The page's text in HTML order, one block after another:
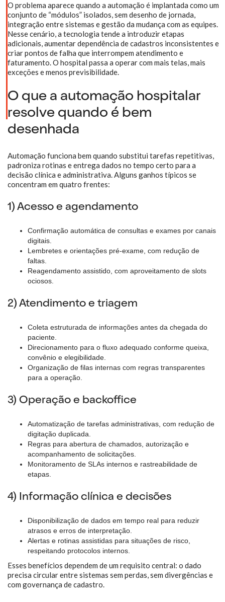
O problema aparece quando a automação é implantada como um
conjunto de “módulos” isolados, sem desenho de jornada,
integração entre sistemas e gestão da mudança com as equipes.
Nesse cenário, a tecnologia tende a introduzir etapas
adicionais, aumentar dependência de cadastros inconsistentes e
criar pontos de falha que interrompem atendimento e
faturamento. O hospital passa a operar com mais telas, mais
exceções e menos previsibilidade.
O que a automação hospitalar
resolve quando é bem
desenhada
Automação funciona bem quando substitui tarefas repetitivas,
padroniza rotinas e entrega dados no tempo certo para a
decisão clínica e administrativa. Alguns ganhos típicos se
concentram em quatro frentes:
1) Acesso e agendamento
Confirmação automática de consultas e exames por canais
digitais.
Lembretes e orientações pré-exame, com redução de
faltas.
Reagendamento assistido, com aproveitamento de slots
ociosos.
2) Atendimento e triagem
Coleta estruturada de informações antes da chegada do
paciente.
Direcionamento para o fluxo adequado conforme queixa,
convênio e elegibilidade.
Organização de filas internas com regras transparentes
para a operação.
3) Operação e backoffice
Automatização de tarefas administrativas, com redução de
digitação duplicada.
Regras para abertura de chamados, autorização e
acompanhamento de solicitações.
Monitoramento de SLAs internos e rastreabilidade de
etapas.
4) Informação clínica e decisões
Disponibilização de dados em tempo real para reduzir
atrasos e erros de interpretação.
Alertas e rotinas assistidas para situações de risco,
respeitando protocolos internos.
Esses benefícios dependem de um requisito central: o dado
precisa circular entre sistemas sem perdas, sem divergências e
com governança de cadastro.